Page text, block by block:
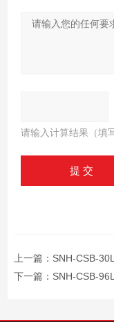
请输入计算结果（填
上一篇： SNH-CSB-
下一篇： SNH-CSB-